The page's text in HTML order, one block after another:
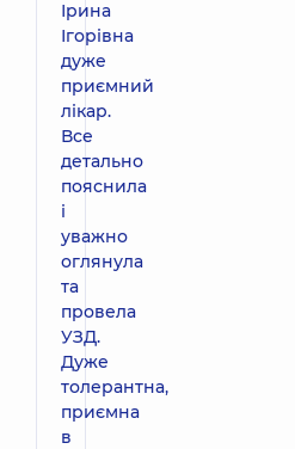
Ірина
Ігорівна
дуже
приємний
лікар.
Все
детально
пояснила
і
уважно
оглянула
та
провела
УЗД.
Дуже
толерантна,
приємна
в